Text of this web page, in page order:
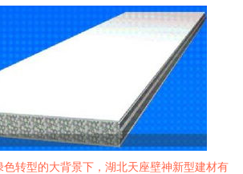
色转型的大背景下，湖北天座壁神新型建材有